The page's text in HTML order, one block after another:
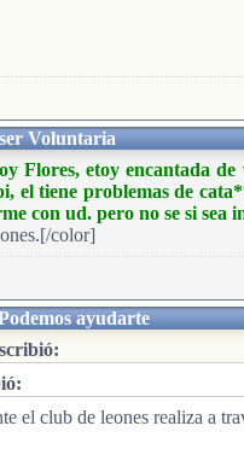
Voluntaria
Flores, etoy encantada
el tiene problemas de
con ud. pero no se si
color]
ayudarte
el club de leones realiza a